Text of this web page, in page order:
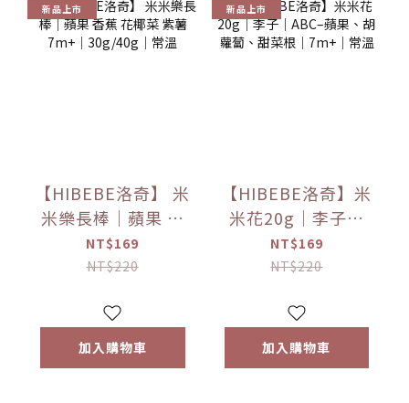
新品上市
【HIBEBE洛奇】 米
米樂長棒｜蘋果 香
蕉 花椰菜 紫薯
7m+｜30g/40g｜
NT$169
NT$220
加入購物車
新品上市
【HIBEBE洛奇】米
米花20g｜李子｜
ABC–蘋果、胡蘿
蔔、甜菜根｜
NT$169
NT$220
加入購物車